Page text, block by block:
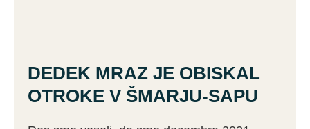
DEDEK MRAZ JE OBISKAL
OTROKE V ŠMARJU-SAPU